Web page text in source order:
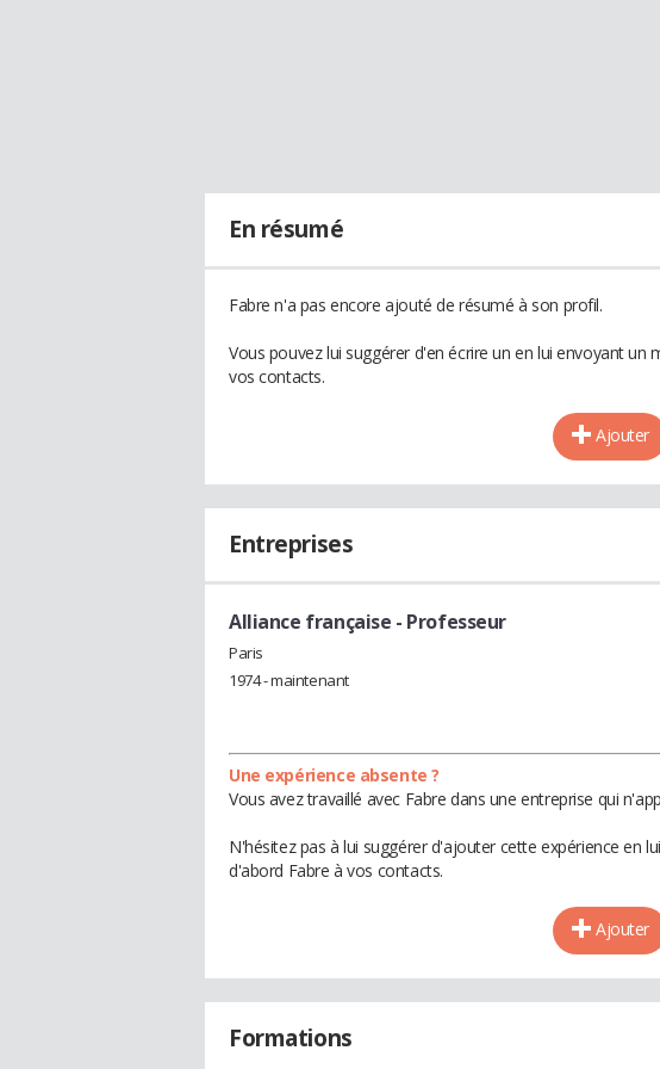
En résumé
Fabre n'a pas encore ajouté de résumé à son profil.
Vous pouvez lui suggérer d'en écrire un en lui envoyant un
vos contacts.
Ajouter
Entreprises
Alliance française - Professeur
Paris
1974 - maintenant
Une expérience absente ?
Vous avez travaillé avec Fabre dans une entreprise qui
N'hésitez pas à lui suggérer d'ajouter cette expérience en
d'abord Fabre à vos contacts.
Ajouter
Formations